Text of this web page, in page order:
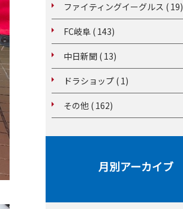
ファイティングイーグルス ( 19)
FC岐阜 ( 143)
中日新聞 ( 13)
ドラショップ ( 1)
その他 ( 162)
月別アーカイブ